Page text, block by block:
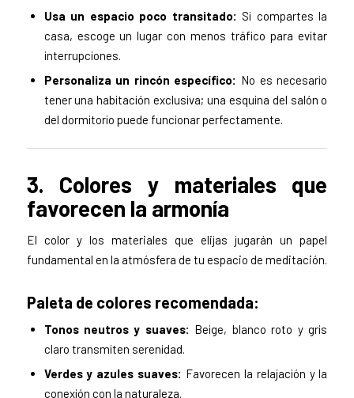
Usa un espacio poco transitado: Si compartes la
casa, escoge un lugar con menos tráfico para evitar
interrupciones.
Personaliza un rincón específico: No es necesario
tener una habitación exclusiva; una esquina del salón o
del dormitorio puede funcionar perfectamente.
3. Colores y materiales que
favorecen la armonía
El color y los materiales que elijas jugarán un papel
fundamental en la atmósfera de tu espacio de meditación.
Paleta de colores recomendada:
Tonos neutros y suaves: Beige, blanco roto y gris
claro transmiten serenidad.
Verdes y azules suaves: Favorecen la relajación y la
conexión con la naturaleza.